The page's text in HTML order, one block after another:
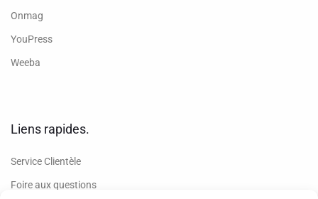
Onmag
YouPress
Weeba
Liens rapides.
Service Clientèle
Foire aux questions